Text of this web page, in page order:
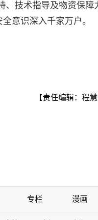
、技术指导及物资保障
意识深入千家万户。
【责任编辑：程
专栏 漫画